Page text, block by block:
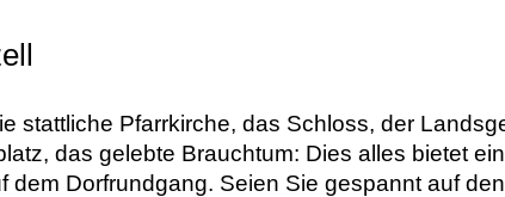
stattliche Pfarrkirche, das Schloss, der
das gelebte Brauchtum: Dies alles bietet
dem Dorfrundgang. Seien Sie gespannt auf